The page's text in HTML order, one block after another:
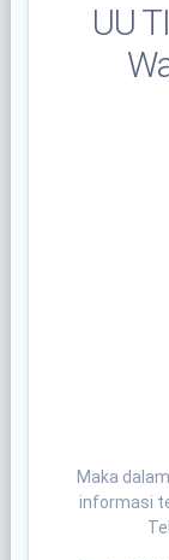
UU
Maka
informasi